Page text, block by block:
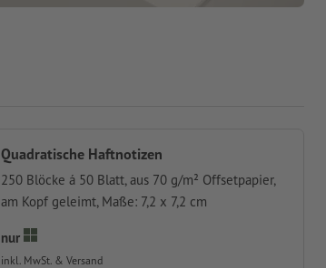
Quadratische Haftnotizen
250 Blöcke á 50 Blatt, aus 70 g/m² Offsetpapier,
am Kopf geleimt, Maße: 7,2 x 7,2 cm
nur
inkl. MwSt. & Versand